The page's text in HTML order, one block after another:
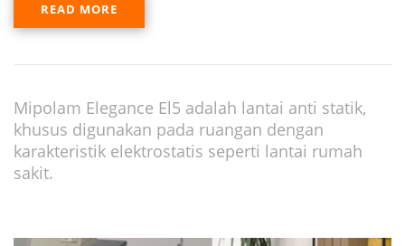
READ MORE
Mipolam Elegance El5 adalah lantai anti statik,
khusus digunakan pada ruangan dengan
karakteristik elektrostatis seperti lantai rumah
sakit.